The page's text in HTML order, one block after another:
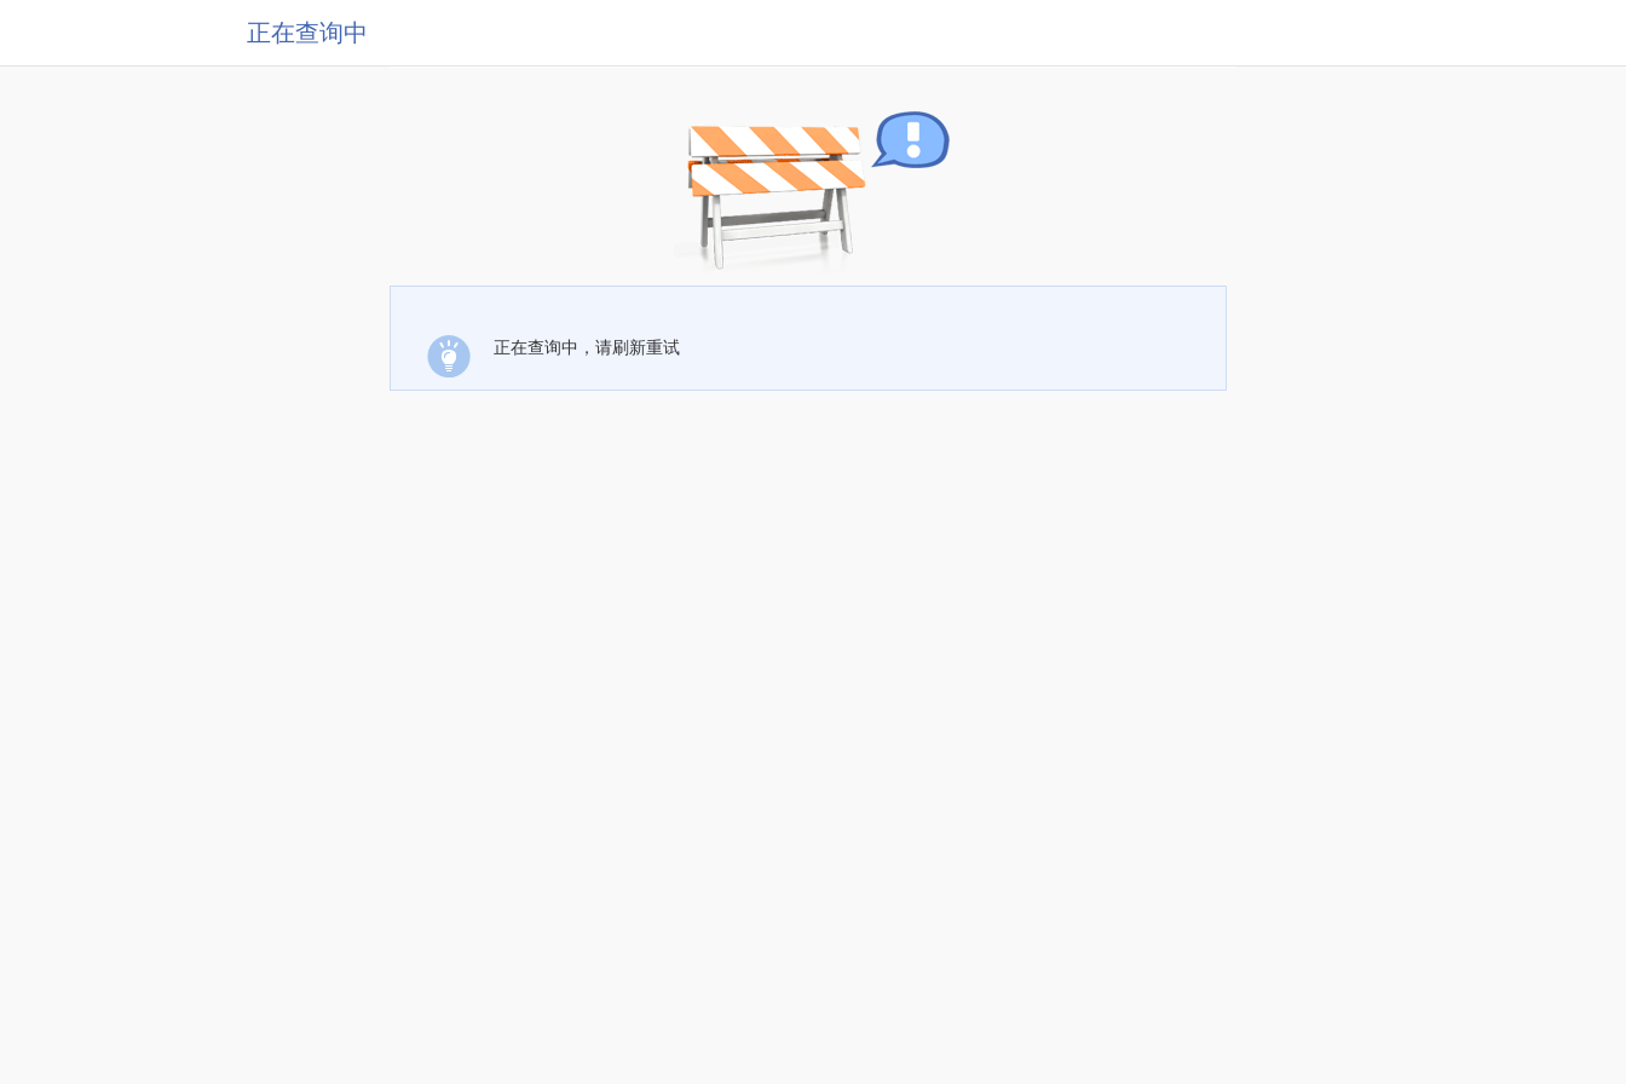
正在查询中
正在查询中，请刷新重试